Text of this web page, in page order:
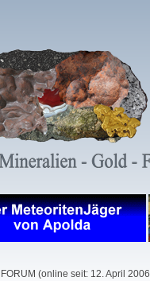
(online seit: 12. April